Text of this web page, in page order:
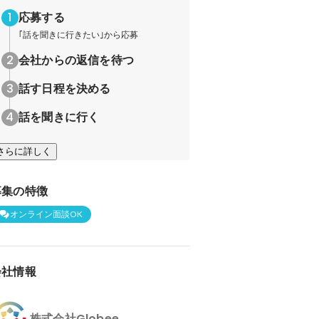
応募する
｢話を聞きに行きたい｣から応募
会社からの返信を待つ
話す日程を決める
話を聞きに行く
らに詳しく
の特徴
オンライン面談OK
情報